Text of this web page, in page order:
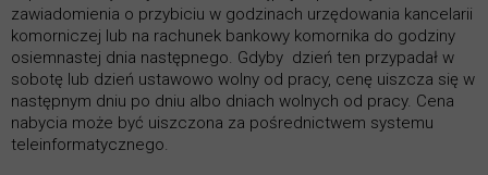
zawiadomienia o przybiciu w godzinach urzędowania kancelarii
komorniczej lub na rachunek bankowy komornika do godziny
osiemnastej dnia następnego. Gdyby dzień ten przypadał w
sobotę lub dzień ustawowo wolny od pracy, cenę uiszcza się w
następnym dniu po dniu albo dniach wolnych od pracy. Cena
nabycia może być uiszczona za pośrednictwem systemu
teleinformatycznego.